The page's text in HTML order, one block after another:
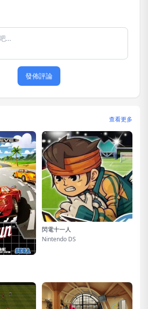
發佈評論
查看更多
閃電十一人
Nintendo DS